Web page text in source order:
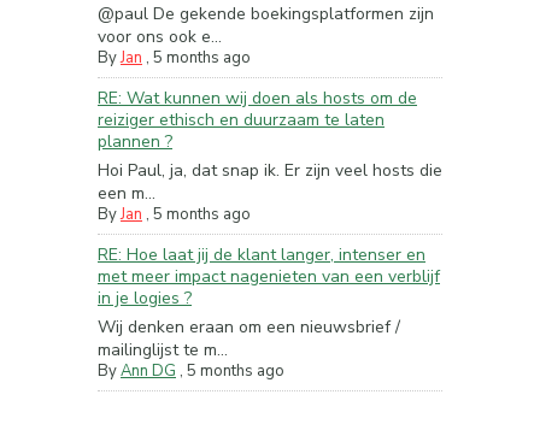
@paul De gekende boekingsplatformen zijn
voor ons ook e...
ByJan , 5 months ago
RE: Wat kunnen wij doen als hosts om de
reiziger ethisch en duurzaam te laten
plannen ?
Hoi Paul, ja, dat snap ik. Er zijn veel hosts die
een m...
ByJan , 5 months ago
RE: Hoe laat jij de klant langer, intenser en
met meer impact nagenieten van een verblijf
in je logies ?
Wij denken eraan om een nieuwsbrief /
mailinglijst te m...
ByAnn DG , 5 months ago